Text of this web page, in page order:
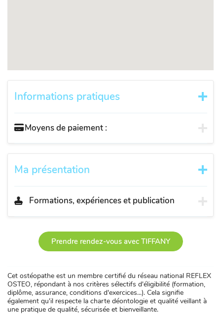
Informations pratiques
Moyens de paiement :
Ma présentation
Formations, expériences et publication
Prendre rendez-vous avec TIFFANY
Cet ostéopathe est un membre certifié du réseau national REFLEX
OSTEO, répondant à nos critères sélectifs d'éligibilité (formation,
diplôme, assurance, conditions d'exercices...). Cela signifie
également qu'il respecte la charte déontologie et qualité veillant à
une pratique de qualité, sécurisée et bienveillante.